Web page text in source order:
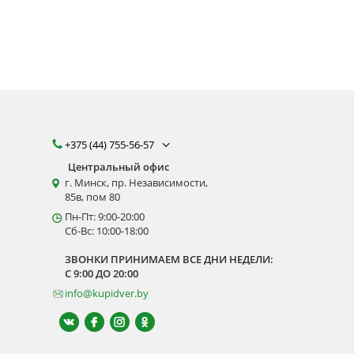
+375 (44) 755-56-57
Центральный офис
г. Минск, пр. Независимости,
85в, пом 80
Пн-Пт: 9:00-20:00
Сб-Вс: 10:00-18:00
ЗВОНКИ ПРИНИМАЕМ ВСЕ ДНИ НЕДЕЛИ:
С 9:00 ДО 20:00
info@kupidver.by